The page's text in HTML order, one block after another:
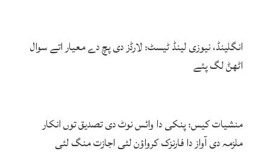
انگلینڈ، نیوزی لینڈ ٹیسٹ: لارڈز دی پچ دے معیار اتے سوال
اٹھݨ لگ پئے
منشیات کیس: پنکی دا وائس نوٹ دی تصدیق توں انکار
ملزمہ دی آواز دا فارنزک کرواؤن لئی اجازت منگ لئی